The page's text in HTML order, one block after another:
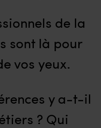
de la
sont là pour
vos yeux.
y a-t-il
? Qui